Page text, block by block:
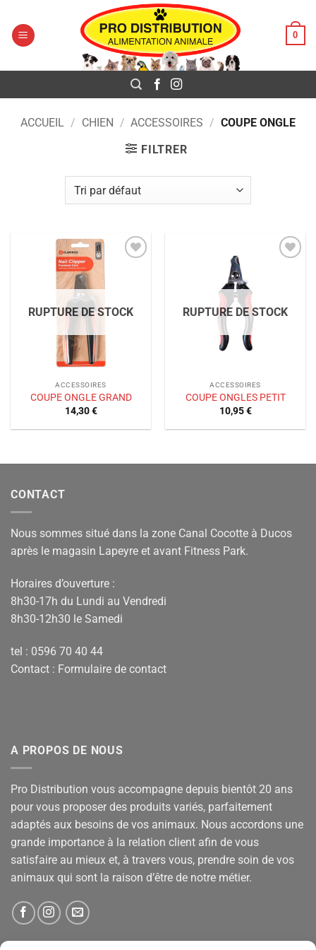
Pro Distribution
contenu
0
ACCUEIL / CHIEN / ACCESSOIRES / COUPE ONGLE
FILTRER
RUPTURE DE STOCK
ACCESSOIRES
COUPE ONGLE GRAND
14,30€
RUPTURE DE STOCK
ACCESSOIRES
COUPE ONGLES PETIT
10,95€
CONTACT
Nous sommes situé dans la zone Canal Cocotte à Ducos
après le magasin Lapeyre et avant Fitness Park.
Horaires d’ouverture :
8h30-17h du Lundi au Vendredi
8h30-12h30 le Samedi
tel : 0596 70 40 44
Contact : Formulaire de contact
A PROPOS DE NOUS
Pro Distribution vous accompagne depuis bientôt 20 ans
pour vous proposer des produits variés, parfaitement
adaptés aux besoins de vos animaux. Nous accordons une
grande importance à la relation client afin de vous
satisfaire au mieux et, à travers vous, prendre soin de vos
animaux qui sont la raison d’être de notre métier.